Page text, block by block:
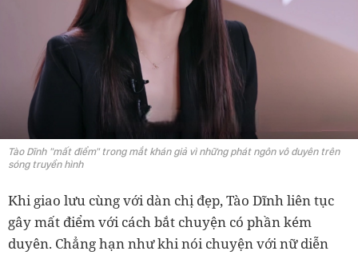
Tào Dĩnh "mất điểm" trong mắt khán giả vì những phát ngôn vô duyên trên
sóng truyền hình
Khi giao lưu cùng với dàn chị đẹp, Tào Dĩnh liên tục
gây mất điểm với cách bắt chuyện có phần kém
duyên. Chẳng hạn như khi nói chuyện với nữ diễn